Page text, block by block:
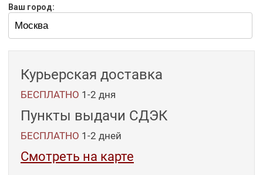
Ваш город:
Курьерская доставка
БЕСПЛАТНО 1-2 дня
Пункты выдачи СДЭК
БЕСПЛАТНО 1-2 дней
Смотреть на карте